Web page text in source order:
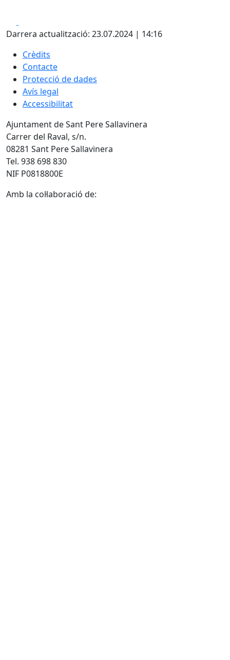
Darrera actualització: 23.07.2024 | 14:16
Crèdits
Contacte
Protecció de dades
Avís legal
Accessibilitat
Ajuntament de Sant Pere Sallavinera
Carrer del Raval, s/n.
08281 Sant Pere Sallavinera
Tel. 938 698 830
NIF P0818800E
Amb la col·laboració de: